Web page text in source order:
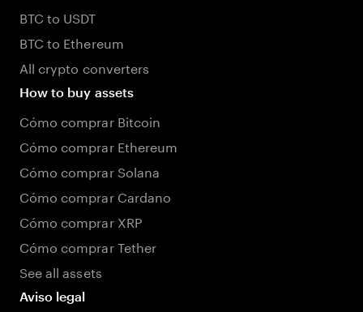
BTC to USDT
BTC to Ethereum
All crypto converters
How to buy assets
Cómo comprar Bitcoin
Cómo comprar Ethereum
Cómo comprar Solana
Cómo comprar Cardano
Cómo comprar XRP
Cómo comprar Tether
See all assets
Aviso legal